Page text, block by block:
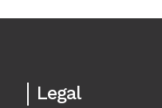
Legal